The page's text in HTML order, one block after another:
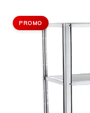
PROMO